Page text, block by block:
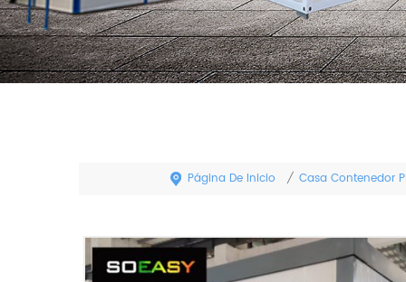
Página De Inicio / Casa Contenedor